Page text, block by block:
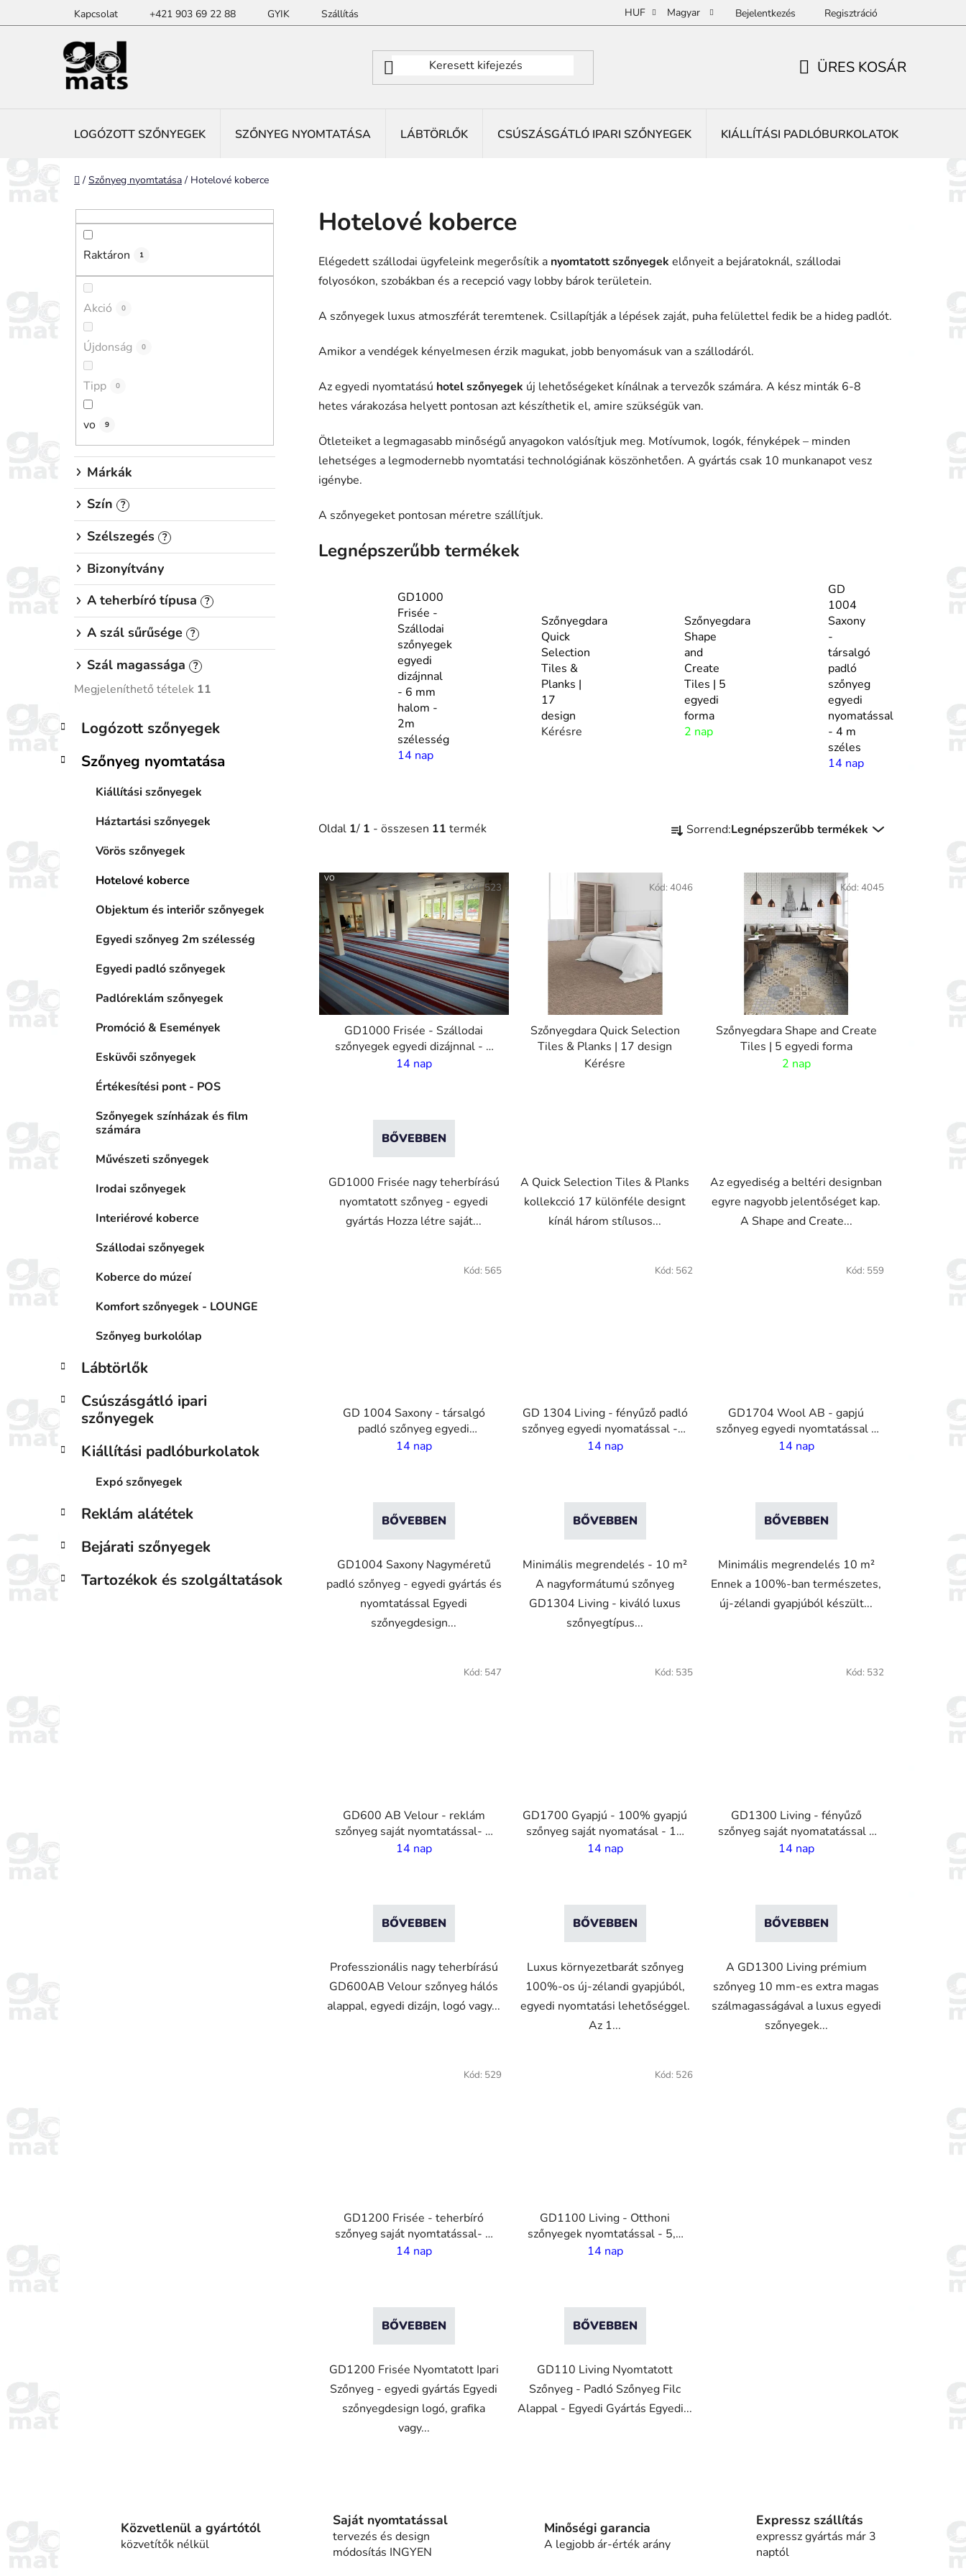
a
Kapcsolat +421 903 69 22 88 GYIK Szállítás HUF Magyar Bejelentkezés Regisztráció
ÜRES KOSÁR
LOGÓZOTT SZŐNYEGEK SZŐNYEG NYOMTATÁSA LÁBTÖRLŐK CSÚSZÁSGÁTLÓ IPARI SZŐNYEGEK KIÁLLÍTÁSI PADLÓBURKOLATOK
Kezdőlap
/ Szőnyeg nyomtatása / Hotelové koberce
Raktáron 1
Akció 0
Újdonság 0
Tipp 0
vo 9
Márkák
Szín
?
Szélszegés ?
Bizonyítvány
A teherbíró típusa
?
A szál sűrűsége ?
Szál magassága ?
Megjeleníthető tételek 11
Kategóriák
átugrása
K
a
e
Logózott szőnyegek
Szőnyeg nyomtatása
Kiállítási szőnyegek
Háztartási szőnyegek
Vörös szőnyegek
Hotelové koberce
Objektum és interiőr szőnyegek
Egyedi szőnyeg 2m szélesség
Egyedi padló szőnyegek
Padlóreklám szőnyegek
Promóció & Események
Esküvői szőnyegek
Értékesítési pont - POS
Szőnyegek színházak és film
számára
Művészeti szőnyegek
Irodai szőnyegek
Interiérové koberce
Szállodai szőnyegek
Koberce do múzeí
Komfort szőnyegek - LOUNGE
Szőnyeg burkolólap
Lábtörlők
Csúszásgátló ipari
szőnyegek
Kiállítási padlóburkolatok
Expó szőnyegek
Reklám alátétek
Bejárati szőnyegek
Tartozékok és szolgáltatások
Hotelové koberce
Elégedett szállodai ügyfeleink megerősítik a nyomtatott szőnyegek előnyeit a bejáratoknál, szállodai
folyosókon, szobákban és a recepció vagy lobby bárok területein.
A szőnyegek luxus atmoszférát teremtenek. Csillapítják a lépések zaját, puha felülettel fedik be a hideg padlót.
Amikor a vendégek kényelmesen érzik magukat, jobb benyomásuk van a szállodáról.
Az egyedi nyomtatású hotel szőnyegek új lehetőségeket kínálnak a tervezők számára. A kész minták 6-8
hetes várakozása helyett pontosan azt készíthetik el, amire szükségük van.
Ötleteiket a legmagasabb minőségű anyagokon valósítjuk meg. Motívumok, logók, fényképek – minden
lehetséges a legmodernebb nyomtatási technológiának köszönhetően. A gyártás csak 10 munkanapot vesz
igénybe.
A szőnyegeket pontosan méretre szállítjuk.
Legnépszerűbb termékek
GD1000
Frisée -
Szállodai
szőnyegek
egyedi
dizájnnal
- 6 mm
halom -
2m
szélesség
14 nap
Szőnyegdara
Quick
Selection
Tiles &
Planks |
17
design
Kérésre
Szőnyegdara
Shape
and
Create
Tiles | 5
egyedi
forma
2 nap
GD
1004
Saxony
-
társalgó
padló
szőnyeg
egyedi
nyomatással
- 4 m
széles
14 nap
Oldal 1/ 1 - összesen 11 termék
e
é
d
e
Sorrend:Legnépszerűbb termékek
T
e
r
m
é
k
e
k
l
VO
GD1000 Frisée - Szállodai
szőnyegek egyedi dizájnnal - 6
mm halom - 2m szélesség
14 nap
BŐVEBBEN
GD1000 Frisée nagy teherbírású
nyomtatott szőnyeg - egyedi
gyártás Hozza létre saját...
Kód:523
Szőnyegdara Quick Selection
Tiles & Planks | 17 design
Kérésre
A Quick Selection Tiles & Planks
kollekcció 17 különféle designt
kínál három stílusos...
Kód: 4046
Szőnyegdara Shape and Create
Tiles | 5 egyedi forma
2 nap
Az egyediség a beltéri designban
egyre nagyobb jelentőséget kap.
A Shape and Create...
Kód: 4045
GD 1004 Saxony - társalgó
padló szőnyeg egyedi
nyomatással - 4 m széles
14 nap
BŐVEBBEN
GD1004 Saxony Nagyméretű
padló szőnyeg - egyedi gyártás és
nyomtatással Egyedi
szőnyegdesign...
Kód: 565
GD 1304 Living - fényűző padló
szőnyeg egyedi nyomatással - 4
m széles
14 nap
BŐVEBBEN
Minimális megrendelés - 10 m²
A nagyformátumú szőnyeg
GD1304 Living - kiváló luxus
szőnyegtípus...
Kód: 562
GD1704 Wool AB - gapjú
szőnyeg egyedi nyomtatással -
4 m széles
14 nap
BŐVEBBEN
Minimális megrendelés 10 m²
Ennek a 100%-ban természetes,
új-zélandi gyapjúból készült...
Kód: 559
GD600 AB Velour - reklám
szőnyeg saját nyomtatással- 2
m széles
14 nap
BŐVEBBEN
Professzionális nagy teherbírású
GD600AB Velour szőnyeg hálós
alappal, egyedi dizájn, logó vagy...
Kód: 547
GD1700 Gyapjú - 100% gyapjú
szőnyeg saját nyomatásal - 10
mm szál
14 nap
BŐVEBBEN
Luxus környezetbarát szőnyeg
100%-os új-zélandi gyapjúból,
egyedi nyomtatási lehetőséggel.
Az 1...
Kód: 535
GD1300 Living - fényűző
szőnyeg saját nyomatatással -
10 mm szál - 2 m szélesség
14 nap
BŐVEBBEN
A GD1300 Living prémium
szőnyeg 10 mm-es extra magas
szálmagasságával a luxus egyedi
szőnyegek...
Kód: 532
GD1200 Frisée - teherbíró
szőnyeg saját nyomtatással- 7
mm szál - 2 m szélesség
14 nap
BŐVEBBEN
GD1200 Frisée Nyomtatott Ipari
Szőnyeg - egyedi gyártás Egyedi
szőnyegdesign logó, grafika
vagy...
Kód: 529
GD1100 Living - Otthoni
szőnyegek nyomtatással - 5,5
mm szál - 2 m szélesség
14 nap
BŐVEBBEN
GD110 Living Nyomtatott
Szőnyeg - Padló Szőnyeg Filc
Alappal - Egyedi Gyártás Egyedi...
Kód: 526
t
a
Közvetlenül a gyártótól
közvetítők nélkül
Saját nyomtatással
tervezés és design
módosítás INGYEN
Minőségi garancia
A legjobb ár-érték arány
Expressz szállítás
expressz gyártás már 3
naptól